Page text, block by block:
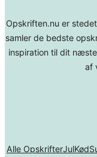
Opskriften.nu er
samler de bedste
inspiration til dit
af
Alle OpskrifterJulKød